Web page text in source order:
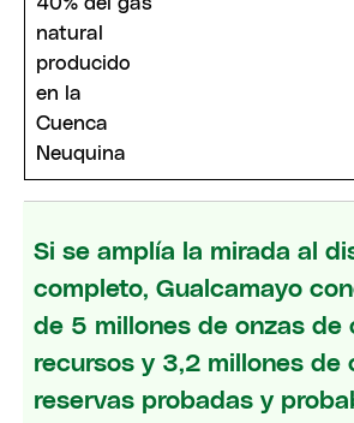
Si se amplía la mirada al
completo, Gualcamayo
de 5 millones de onzas de
recursos y 3,2 millones de
reservas probadas y